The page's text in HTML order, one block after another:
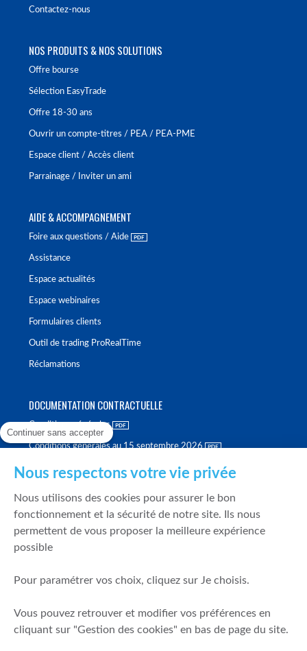
Contactez-nous
NOS PRODUITS & NOS SOLUTIONS
Offre bourse
Sélection EasyTrade
Offre 18-30 ans
Ouvrir un compte-titres / PEA / PEA-PME
Espace client / Accès client
Parrainage / Inviter un ami
AIDE & ACCOMPAGNEMENT
Foire aux questions / Aide
Assistance
Espace actualités
Espace webinaires
Formulaires clients
Outil de trading ProRealTime
Réclamations
DOCUMENTATION CONTRACTUELLE
Conditions générales
Conditions générales au 15 septembre 2026
Politique de meilleure sélection
Politique de durabilité
Fonds de garantie des dépôts et de résolution
Mentions légales
Prévention de la fraude
Continuer sans accepter
Nous respectons votre vie privée
Nous utilisons des cookies pour assurer le bon
fonctionnement et la sécurité de notre site. Ils nous
permettent de vous proposer la meilleure expérience
possible
Pour paramétrer vos choix, cliquez sur Je choisis.
Vous pouvez retrouver et modifier vos préférences en
cliquant sur "Gestion des cookies" en bas de page du site.